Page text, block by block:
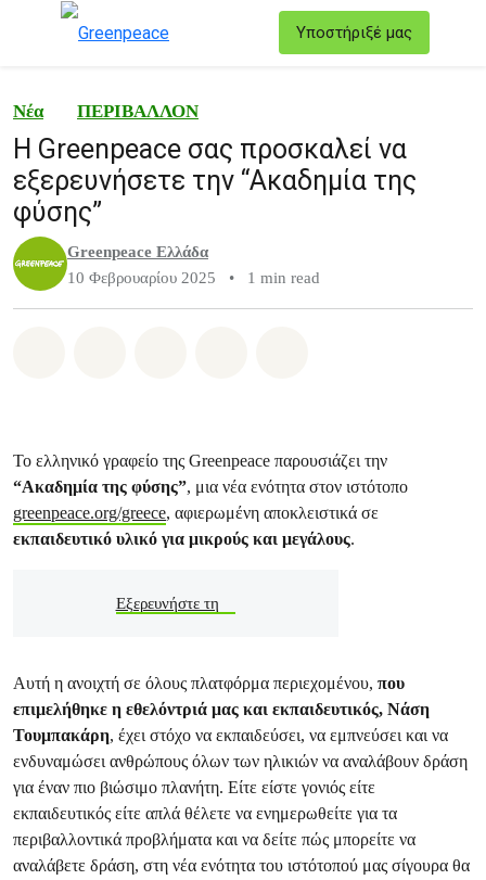
Υποστήριξέ μας
Νέα ΠΕΡΙΒΑΛΛΟΝ
Η Greenpeace σας προσκαλεί να
εξερευνήσετε την “Ακαδημία της
φύσης”
Greenpeace Ελλάδα
10 Φεβρουαρίου 2025
• 1 min read
Το ελληνικό γραφείο της Greenpeace παρουσιάζει την
“Ακαδημία της φύσης”, μια νέα ενότητα στον ιστότοπο
greenpeace.org/greece, αφιερωμένη αποκλειστικά σε
εκπαιδευτικό υλικό για μικρούς και μεγάλους.
Εξερευνήστε τη
Αυτή η ανοιχτή σε όλους πλατφόρμα περιεχομένου, που
επιμελήθηκε η εθελόντριά μας και εκπαιδευτικός, Νάση
Τουμπακάρη, έχει στόχο να εκπαιδεύσει, να εμπνεύσει και να
ενδυναμώσει ανθρώπους όλων των ηλικιών να αναλάβουν δράση
για έναν πιο βιώσιμο πλανήτη. Είτε είστε γονιός είτε
εκπαιδευτικός είτε απλά θέλετε να ενημερωθείτε για τα
περιβαλλοντικά προβλήματα και να δείτε πώς μπορείτε να
αναλάβετε δράση, στη νέα ενότητα του ιστότοπού μας σίγουρα θα